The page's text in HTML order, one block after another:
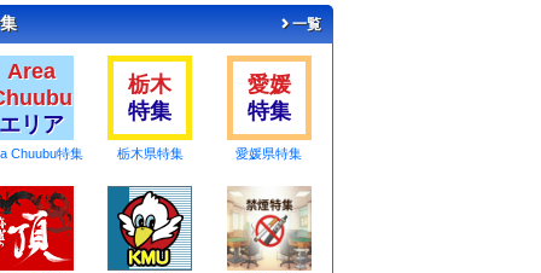
一覧
Area
エリア
Chuubu特集
栃木
特集
栃木県特集
愛媛
特集
愛媛県特集